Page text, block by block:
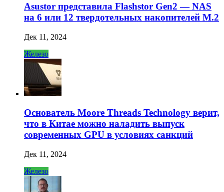
Asustor представила Flashstor Gen2 — NAS
на 6 или 12 твердотельных накопителей M.2
Дек 11, 2024
Железо
Основатель Moore Threads Technology верит,
что в Китае можно наладить выпуск
современных GPU в условиях санкций
Дек 11, 2024
Железо